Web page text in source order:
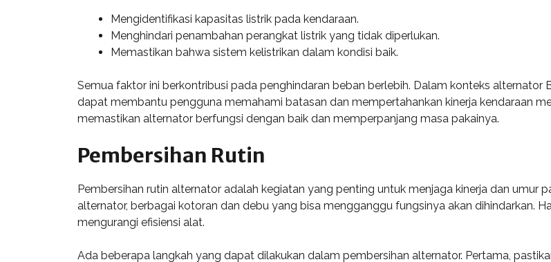
Mengidentifikasi kapasitas listrik pada kendaraan.
Menghindari penambahan perangkat listrik yang tidak diperlukan.
Memastikan bahwa sistem kelistrikan dalam kondisi baik.
Semua faktor ini berkontribusi pada penghindaran beban berlebih. Dalam konteks alternator
dapat membantu pengguna memahami batasan dan mempertahankan kinerja kendaraan
memastikan alternator berfungsi dengan baik dan memperpanjang masa pakainya.
Pembersihan Rutin
Pembersihan rutin alternator adalah kegiatan yang penting untuk menjaga kinerja dan umur
alternator, berbagai kotoran dan debu yang bisa mengganggu fungsinya akan dihindarkan.
mengurangi efisiensi alat.
Ada beberapa langkah yang dapat dilakukan dalam pembersihan alternator. Pertama,